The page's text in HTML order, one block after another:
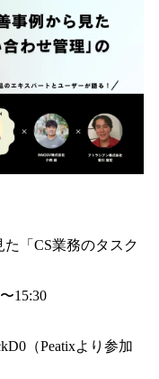
「CS業務のタスク
15:30
（Peatixより参加